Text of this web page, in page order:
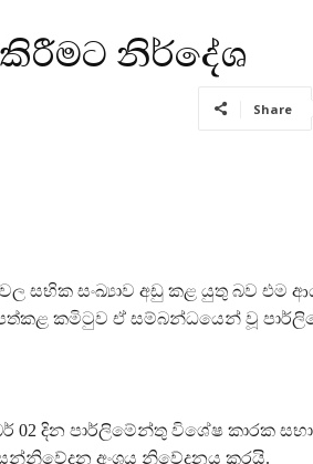
නිර්දේශ
Share
සභික සංඛ්‍යාව අඩු කළ යුතු බව එම
කමිටුව ඒ සම්බන්ධයෙන් වූ
02 දින පාර්ලිමේන්තු විශේෂ කාරක
අංශය නිවේදනය කරයි.